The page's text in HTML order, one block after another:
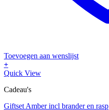
Toevoegen aan wenslijst
+
Dit
heeft
variaties.
Quick View
Cadeau's
Giftset Amber incl brander en rasp